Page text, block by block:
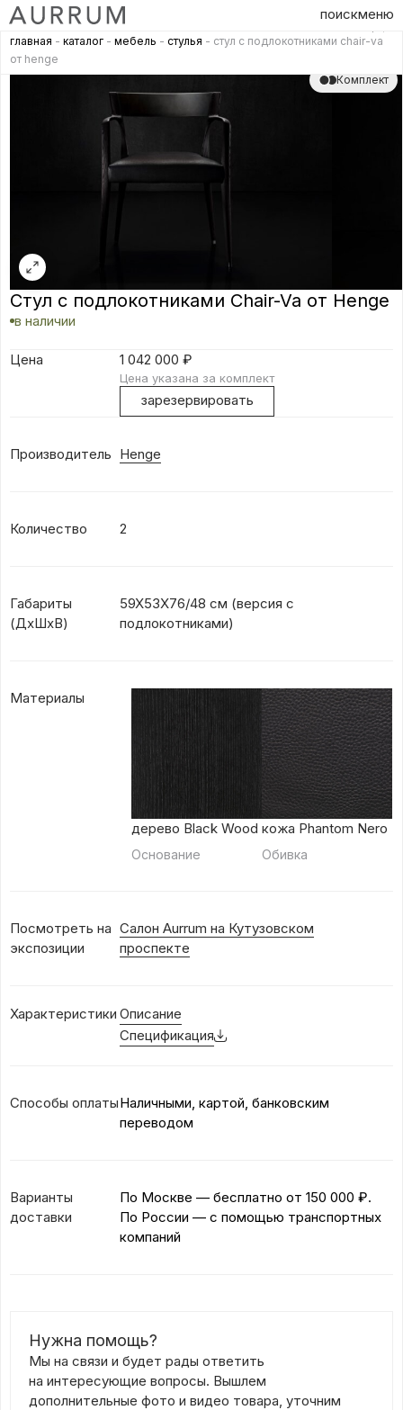
поискменю
главная - каталог - мебель - стулья - стул с подлокотниками chair-va
от henge
Комплект
Стул с подлокотниками Chair-Va от Henge
в наличии
Цена 1 042 000 ₽
Цена указана за комплект
зарезервировать
Производитель Henge
Количество 2
Габариты
(ДхШхВ)
59X53X76/48 см (версия с
подлокотниками)
Материалы
дерево Black Wood
Основание
кожа Phantom Nero
Обивка
Посмотреть на
экспозиции
Салон Aurrum на Кутузовском
проспекте
Характеристики Описание
Спецификация
Способы оплатыНаличными, картой, банковским
переводом
Варианты
доставки
По Москве — бесплатно от 150 000 ₽.
По России — с помощью транспортных
компаний
Нужна помощь?
Мы на связи и будет рады ответить
на интересующие вопросы. Вышлем
дополнительные фото и видео товара, уточним